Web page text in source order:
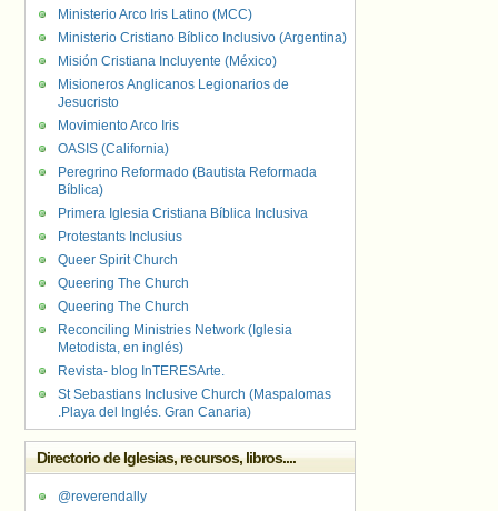
Ministerio Arco Iris Latino (MCC)
Ministerio Cristiano Bíblico Inclusivo (Argentina)
Misión Cristiana Incluyente (México)
Misioneros Anglicanos Legionarios de
Jesucristo
Movimiento Arco Iris
OASIS (California)
Peregrino Reformado (Bautista Reformada
Bíblica)
Primera Iglesia Cristiana Bíblica Inclusiva
Protestants Inclusius
Queer Spirit Church
Queering The Church
Queering The Church
Reconciling Ministries Network (Iglesia
Metodista, en inglés)
Revista- blog InTERESArte.
St Sebastians Inclusive Church (Maspalomas
.Playa del Inglés. Gran Canaria)
Directorio de Iglesias, recursos, libros....
@reverendally